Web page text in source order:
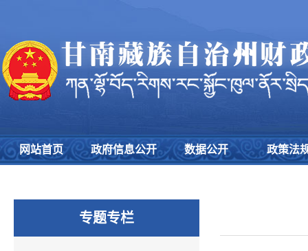
网站首页 政府信息公开 数据公开 政策法
专题专栏